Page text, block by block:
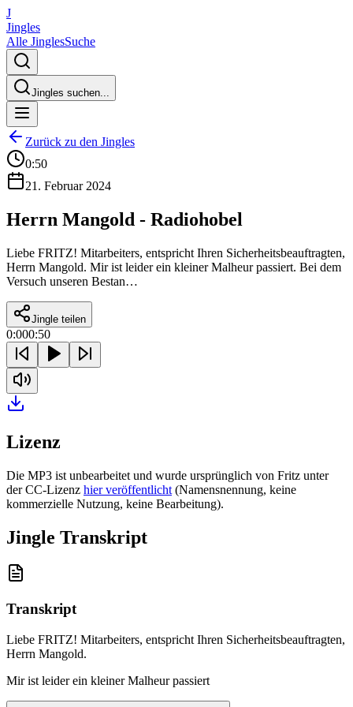
J
Jingles
Alle JinglesSuche
Jingles suchen...
Zurück zu den Jingles
0:50
21. Februar 2024
Herrn Mangold - Radiohobel
Liebe FRITZ! Mitarbeiters, entspricht Ihren Sicherheitsbeauftragten,
Herrn Mangold. Mir ist leider ein kleiner Malheur passiert. Bei dem
Versuch unseren Bestan…
Jingle teilen
0:000:50
Lizenz
Die MP3 ist unbearbeitet und wurde ursprünglich von Fritz unter
der CC-Lizenz hier veröffentlicht (Namensnennung, keine
kommerzielle Nutzung, keine Bearbeitung).
Jingle Transkript
Transkript
Liebe FRITZ! Mitarbeiters, entspricht Ihren Sicherheitsbeauftragten,
Herrn Mangold.
Mir ist leider ein kleiner Malheur passiert